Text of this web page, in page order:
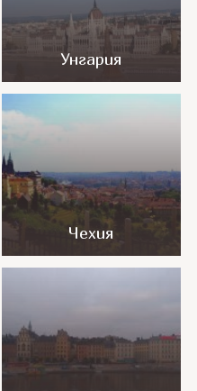
Унгария
Чехия